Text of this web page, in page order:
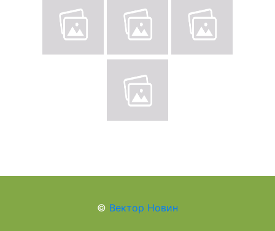
© Вектор Новин